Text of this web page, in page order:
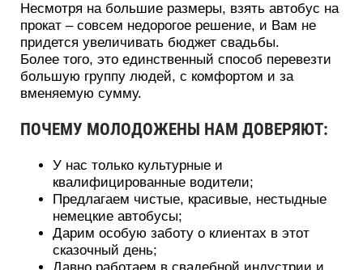
Несмотря на большие размеры, взять автобус на
прокат – совсем недорогое решение, и Вам не
придется увеличивать бюджет свадьбы.
Более того, это единственный способ перевезти
большую группу людей, с комфортом и за
вменяемую сумму.
ПОЧЕМУ МОЛОДОЖЕНЫ НАМ ДОВЕРЯЮТ:
У нас только культурные и
квалифицированные водители;
Предлагаем чистые, красивые, нестыдные
немецкие автобусы;
Дарим особую заботу о клиентах в этот
сказочный день;